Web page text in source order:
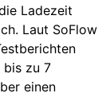
Ladezeit
Laut SoFlow
bis zu 7
einen